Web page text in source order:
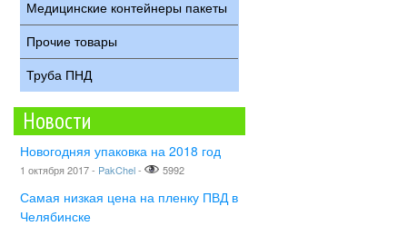
Медицинские контейнеры пакеты
Прочие товары
Труба ПНД
Новости
Новогодняя упаковка на 2018 год
1 октября 2017 - PakChel- 5992
Самая низкая цена на пленку ПВД в
Челябинске